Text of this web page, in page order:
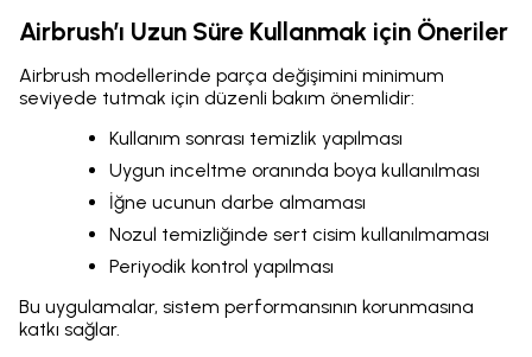
Airbrush’ı Uzun Süre Kullanmak için Öneriler
Airbrush modellerinde parça değişimini minimum
seviyede tutmak için düzenli bakım önemlidir:
Kullanım sonrası temizlik yapılması
Uygun inceltme oranında boya kullanılması
İğne ucunun darbe almaması
Nozul temizliğinde sert cisim kullanılmaması
Periyodik kontrol yapılması
Bu uygulamalar, sistem performansının korunmasına
katkı sağlar.